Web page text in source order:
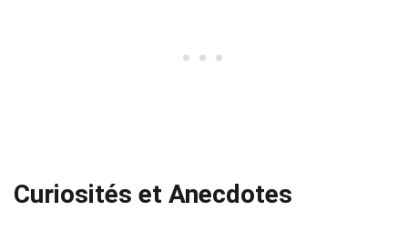
Curiosités et Anecdotes